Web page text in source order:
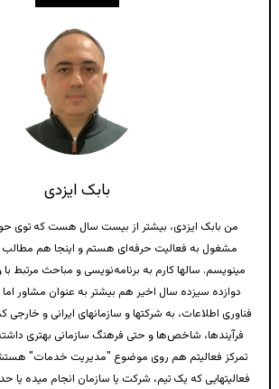
بابک ایزدی
من بابک ایزدی، بیشتر از بیست سال هست که توی
مشغول به فعالیت حرفه‌ای هستم و اینجا هم
مینویسم. سالها کارم به برنامه‌نویسی و مباحث مرتبط
دوازده سیزده سال اخیر هم بیشتر به عنوان مشاور
فناوری اطلاعات، به شرکتها و سازمانهای ایرانی و
فرآیندها، شاخص‌ها و حتی فرهنگ سازمانی بهتری
تمرکز فعالیتم هم روی موضوع "مدیریت خدمات"
فعالیتهایی که یک تیم، شرکت یا سازمان انجام میده یا